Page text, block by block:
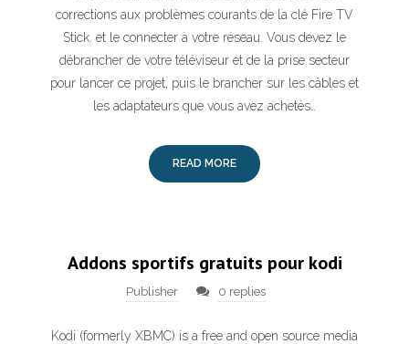
corrections aux problèmes courants de la clé Fire TV
Stick. et le connecter à votre réseau. Vous devez le
débrancher de votre téléviseur et de la prise secteur
pour lancer ce projet, puis le brancher sur les câbles et
les adaptateurs que vous avez achetés..
READ MORE
Addons sportifs gratuits pour kodi
Publisher 0 replies
Kodi (formerly XBMC) is a free and open source media